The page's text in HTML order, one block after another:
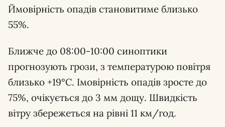
Ймовірність опадів становитиме близько
55%.
Ближче до 08:00-10:00 синоптики
прогнозують грози, з температурою повітря
близько +19°C. Імовірність опадів зросте до
75%, очікується до 3 мм дощу. Швидкість
вітру збережеться на рівні 11 км/год.